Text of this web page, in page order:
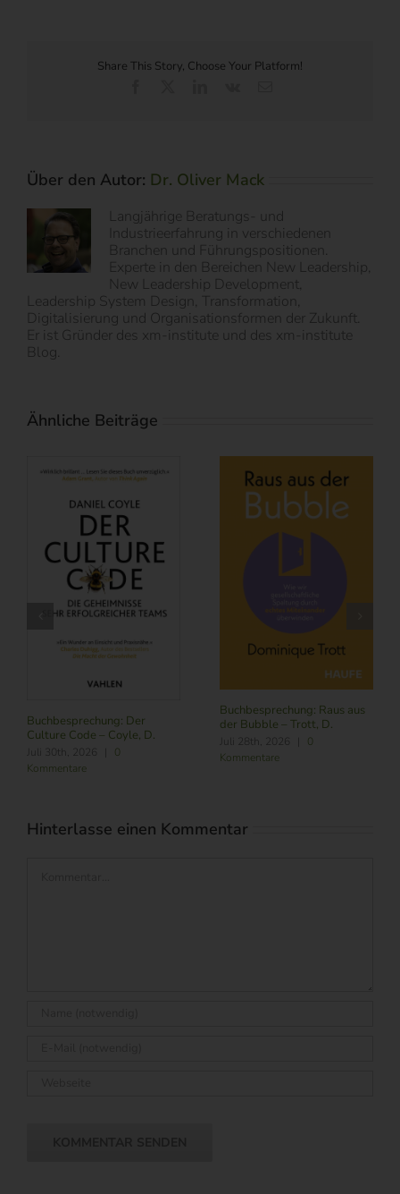
Share This Story, Choose Your Platform!
Über den Autor: Dr. Oliver Mack
Langjährige Beratungs- und
Industrieerfahrung in verschiedenen
Branchen und Führungspositionen.
Experte in den Bereichen New Leadership,
New Leadership Development,
Leadership System Design, Transformation,
Digitalisierung und Organisationsformen der Zukunft.
Er ist Gründer des xm-institute und des xm-institute
Blog.
Ähnliche Beiträge
Buchbesprechung: Der
Culture Code – Coyle, D.
Juli 30th, 2026
0
Kommentare
Buchbesprechung: Raus aus
der Bubble – Trott, D.
Juli 28th, 2026
0
Kommentare
Hinterlasse einen Kommentar